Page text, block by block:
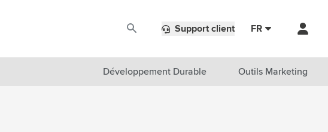
Support client FR
Développement Durable Outils Marketing